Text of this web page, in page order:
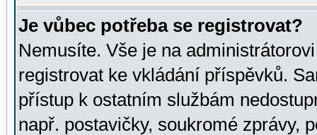
Je vůbec potřeba se registrovat?
Nemusíte. Vše je na
registrovat ke vkládání příspěvků.
přístup k ostatním službám
např. postavičky, soukromé zprávy,